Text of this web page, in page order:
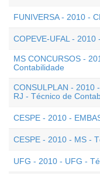
FUNIVERSA - 2010 -
COPEVE-UFAL -
MS CONCURSOS -
Contabilidade
CONSULPLAN - 2010
RJ - Técnico de
CESPE - 2010 -
CESPE - 2010 - MS -
UFG - 2010 - UFG -